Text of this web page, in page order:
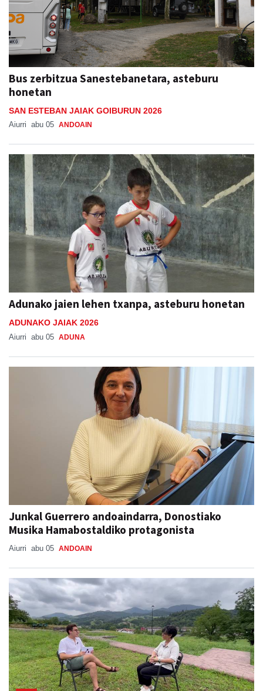
Bus zerbitzua Sanestebanetara, asteburu
honetan
SAN ESTEBAN JAIAK GOIBURUN 2026
Aiurri abu 05 ANDOAIN
Adunako jaien lehen txanpa, asteburu honetan
ADUNAKO JAIAK 2026
Aiurri abu 05 ADUNA
Junkal Guerrero andoaindarra, Donostiako
Musika Hamabostaldiko protagonista
Aiurri abu 05 ANDOAIN